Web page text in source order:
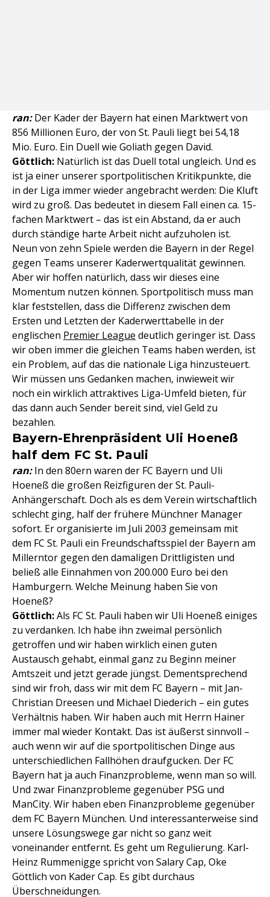
ran:Der Kader der Bayern hat einen Marktwert von
856 Millionen Euro, der von St. Pauli liegt bei 54,18
Mio. Euro. Ein Duell wie Goliath gegen David.
Göttlich: Natürlich ist das Duell total ungleich. Und es
ist ja einer unserer sportpolitischen Kritikpunkte, die
in der Liga immer wieder angebracht werden: Die Kluft
wird zu groß. Das bedeutet in diesem Fall einen ca. 15-
fachen Marktwert – das ist ein Abstand, da er auch
durch ständige harte Arbeit nicht aufzuholen ist.
Neun von zehn Spiele werden die Bayern in der Regel
gegen Teams unserer Kaderwertqualität gewinnen.
Aber wir hoffen natürlich, dass wir dieses eine
Momentum nutzen können. Sportpolitisch muss man
klar feststellen, dass die Differenz zwischen dem
Ersten und Letzten der Kaderwerttabelle in der
englischen Premier League deutlich geringer ist. Dass
wir oben immer die gleichen Teams haben werden, ist
ein Problem, auf das die nationale Liga hinzusteuert.
Wir müssen uns Gedanken machen, inwieweit wir
noch ein wirklich attraktives Liga-Umfeld bieten, für
das dann auch Sender bereit sind, viel Geld zu
bezahlen.
Bayern-Ehrenpräsident Uli Hoeneß
half dem FC St. Pauli
ran:In den 80ern waren der FC Bayern und Uli
Hoeneß die großen Reizfiguren der St. Pauli-
Anhängerschaft. Doch als es dem Verein wirtschaftlich
schlecht ging, half der frühere Münchner Manager
sofort. Er organisierte im Juli 2003 gemeinsam mit
dem FC St. Pauli ein Freundschaftsspiel der Bayern am
Millerntor gegen den damaligen Drittligisten und
beließ alle Einnahmen von 200.000 Euro bei den
Hamburgern. Welche Meinung haben Sie von
Hoeneß?
Göttlich:Als FC St. Pauli haben wir Uli Hoeneß einiges
zu verdanken. Ich habe ihn zweimal persönlich
getroffen und wir haben wirklich einen guten
Austausch gehabt, einmal ganz zu Beginn meiner
Amtszeit und jetzt gerade jüngst. Dementsprechend
sind wir froh, dass wir mit dem FC Bayern – mit Jan-
Christian Dreesen und Michael Diederich – ein gutes
Verhältnis haben. Wir haben auch mit Herrn Hainer
immer mal wieder Kontakt. Das ist äußerst sinnvoll –
auch wenn wir auf die sportpolitischen Dinge aus
unterschiedlichen Fallhöhen draufgucken. Der FC
Bayern hat ja auch Finanzprobleme, wenn man so will.
Und zwar Finanzprobleme gegenüber PSG und
ManCity. Wir haben eben Finanzprobleme gegenüber
dem FC Bayern München. Und interessanterweise sind
unsere Lösungswege gar nicht so ganz weit
voneinander entfernt. Es geht um Regulierung. Karl-
Heinz Rummenigge spricht von Salary Cap, Oke
Göttlich von Kader Cap. Es gibt durchaus
Überschneidungen.